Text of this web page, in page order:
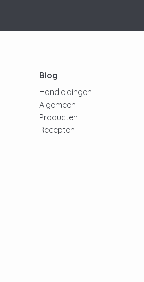
Blog
Handleidingen
Algemeen
Producten
Recepten